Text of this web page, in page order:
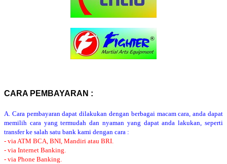
CARA PEMBAYARAN :
A. Cara pembayaran dapat dilakukan dengan berbagai macam cara, anda dapat
memilih cara yang termudah dan nyaman yang dapat anda lakukan, seperti
transfer ke salah satu bank kami dengan cara :
- via ATM BCA, BNI, Mandiri atau BRI.
- via Internet Banking.
- via Phone Banking.